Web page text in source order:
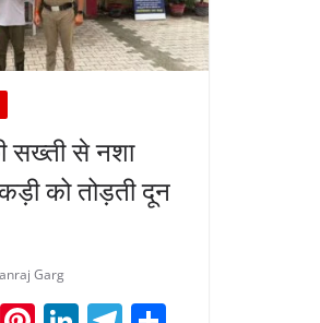
सख्ती से नशा
को तोड़ती दून
Garg